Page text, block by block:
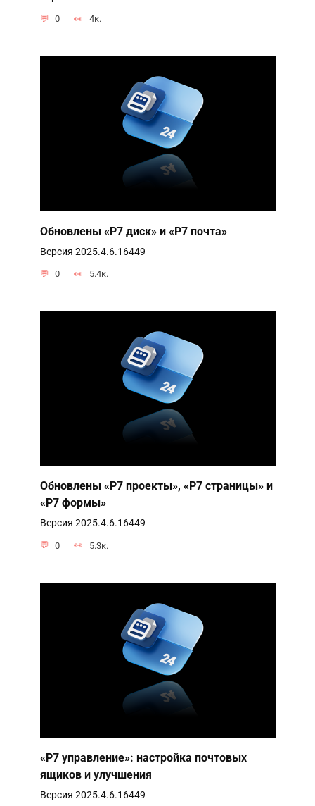
0 4к.
Обновлены «Р7 диск» и «Р7 почта»
Версия 2025.4.6.16449
0 5.4к.
Обновлены «Р7 проекты», «Р7 страницы» и
«Р7 формы»
Версия 2025.4.6.16449
0 5.3к.
«Р7 управление»: настройка почтовых
ящиков и улучшения
Версия 2025.4.6.16449